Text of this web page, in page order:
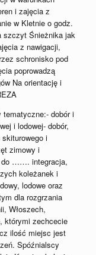
i zajęcia z
w Kletnie o godz.
szczyt Śnieżnika jak
z nawigacji,
schronisko pod
poprowadzą
Na orientację i
tematyczne:- dobór i
i lodowej- dobór,
i
zimowy i
do ……. integracja,
koleżanek i
lodowe oraz
dla rozgrzania
Włoszech,
którymi zechcecie
ilość miejsc jest
Spóźnialscy